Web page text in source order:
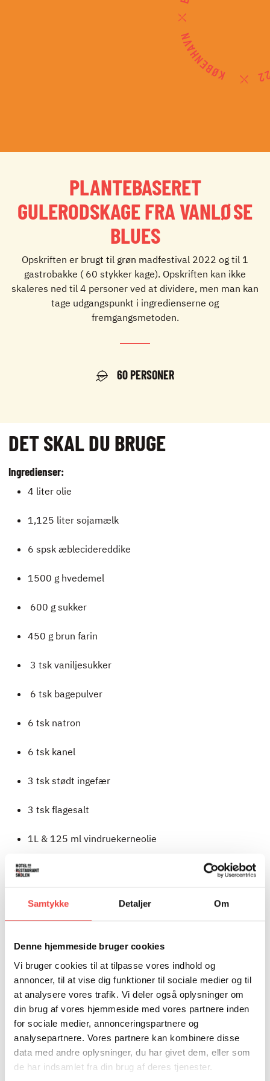
Samtykke Detaljer Om
Denne hjemmeside bruger cookies
Vi bruger cookies til at tilpasse vores indhold og
annoncer, til at vise dig funktioner til sociale medier og til
at analysere vores trafik. Vi deler også oplysninger om
din brug af vores hjemmeside med vores partnere inden
for sociale medier, annonceringspartnere og
analysepartnere. Vores partnere kan kombinere disse
data med andre oplysninger, du har givet dem, eller som
de har indsamlet fra din brug af deres tjenester.
PLANTEBASERET
GULERODSKAGE FRA VANLØSE
BLUES
Opskriften er brugt til grøn madfestival 2022 og til 1
gastrobakke ( 60 stykker kage). Opskriften kan ikke
skaleres ned til 4 personer ved at dividere, men man kan
tage udgangspunkt i ingredienserne og
fremgangsmetoden.
60 PERSONER
DET SKAL DU BRUGE
Ingredienser:
4 liter olie
1,125 liter sojamælk
6 spsk æblecidereddike
1500 g hvedemel
600 g sukker
450 g brun farin
3 tsk vaniljesukker
6 tsk bagepulver
6 tsk natron
6 tsk kanel
3 tsk stødt ingefær
3 tsk flagesalt
1L & 125 ml vindruekerneolie
1 kg gulerødder groft revet
SÅDAN GØR DU
Rør sojamælk og æblecidereddike sammen til en
”kærnemælk” og sæt til side.
Si mel, sukker, brun farin, vaniljesukker, bagepulver,
natron, kanel, ingefær ned i en stor skål. Tilsæt salt.
Tilsæt bagefter olie, gulerødder og ”kærnemælken”.